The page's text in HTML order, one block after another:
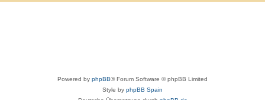
Powered by phpBB® Forum Software © phpBB Limited
Style by phpBB Spain